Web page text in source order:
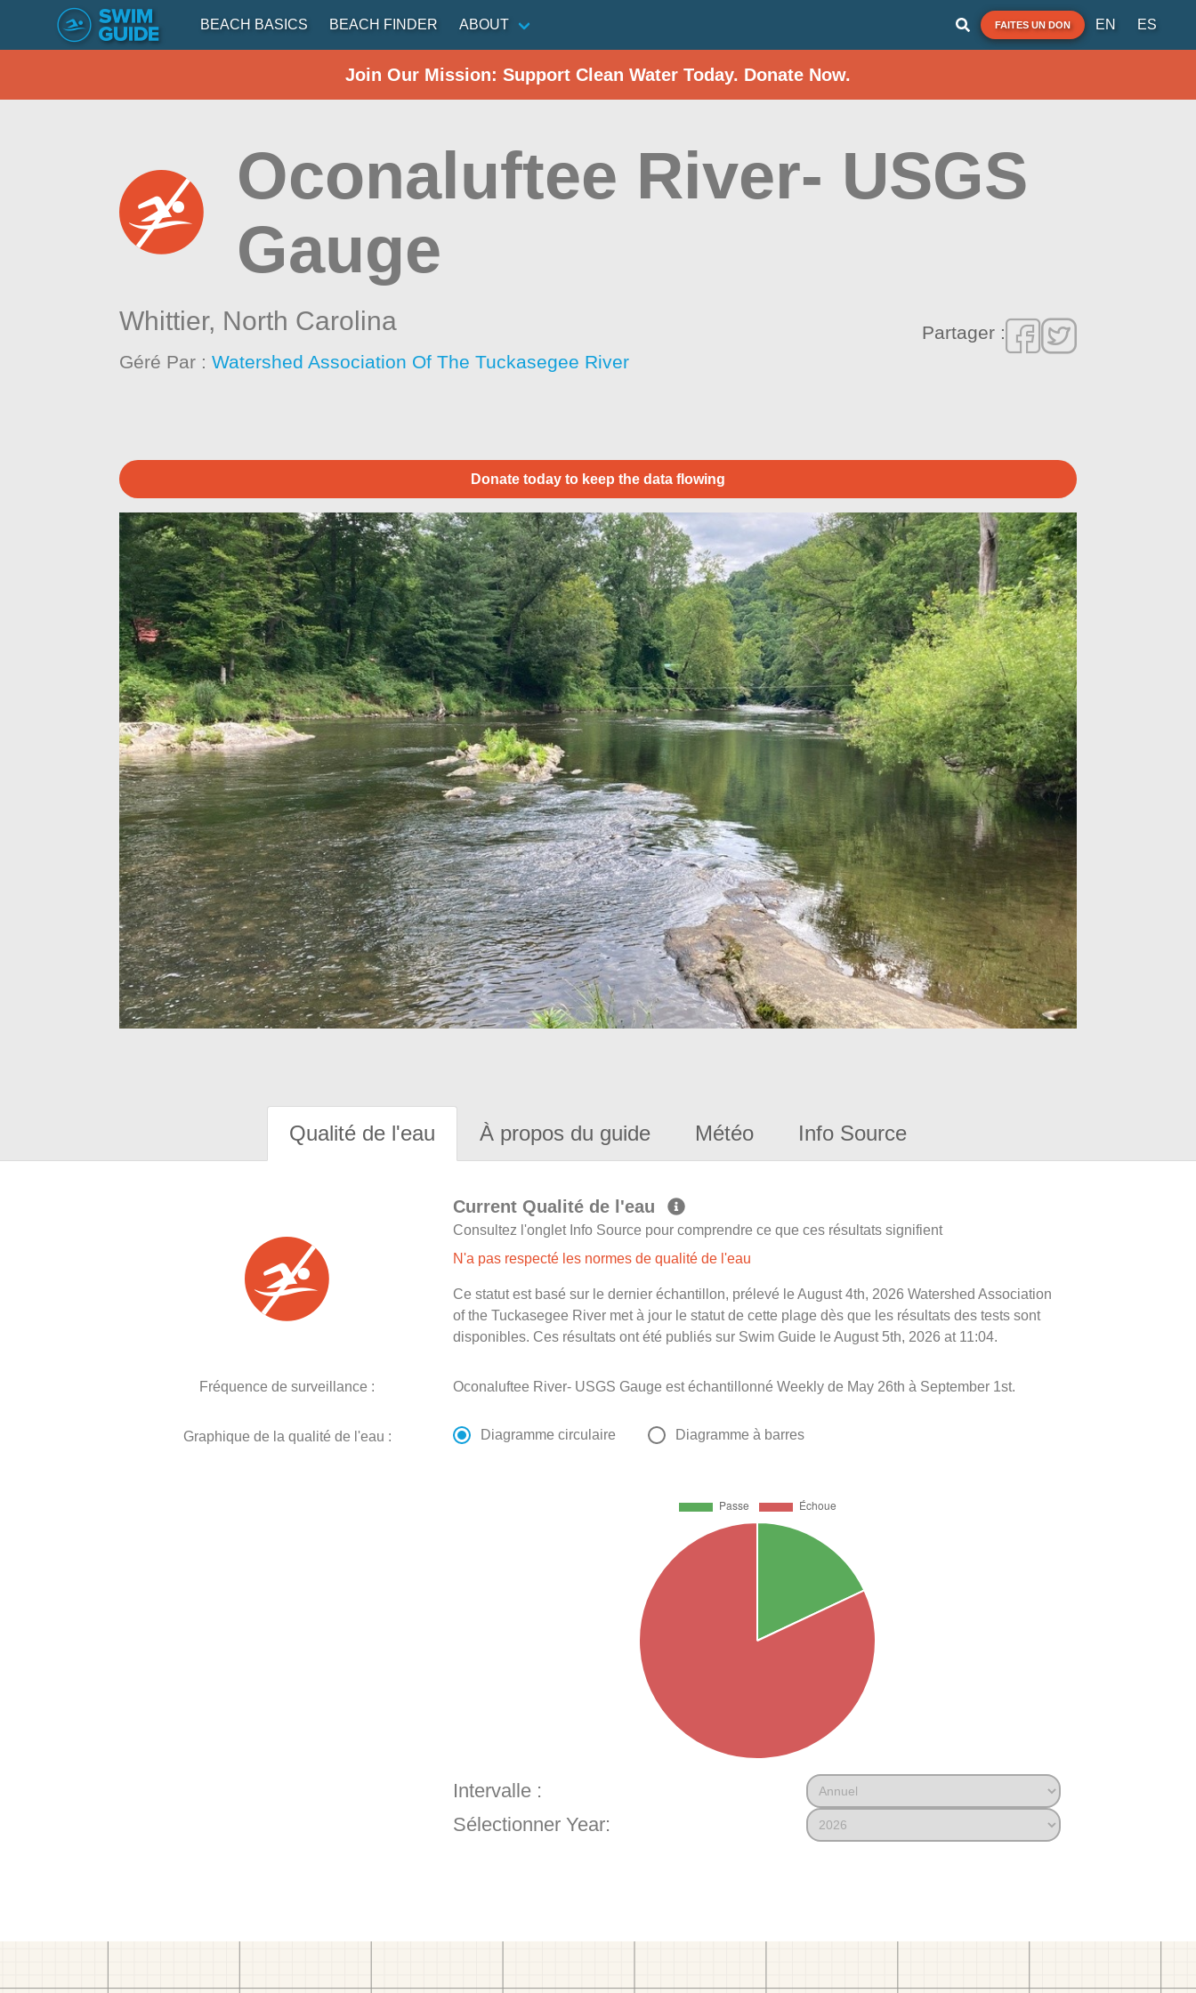
BEACH BASICS BEACH FINDER ABOUT FAITES UN DON EN ES
Join Our Mission: Support Clean Water Today. Donate Now.
Oconaluftee River- USGS
Gauge
Whittier, North Carolina
Géré Par :Watershed Association Of The Tuckasegee River
Partager :
Donate today to keep the data flowing
Qualité de l'eau À propos du guide Météo Info Source
Current Qualité de l'eau
Consultez l'onglet Info Source pour comprendre ce que ces résultats signifient
N'a pas respecté les normes de qualité de l'eau
Ce statut est basé sur le dernier échantillon, prélevé le August 4th, 2026 Watershed Association
of the Tuckasegee River met à jour le statut de cette plage dès que les résultats des tests sont
disponibles. Ces résultats ont été publiés sur Swim Guide le August 5th, 2026 at 11:04.
Fréquence de surveillance : Oconaluftee River- USGS Gauge est échantillonné Weekly de May 26th à September 1st.
Graphique de la qualité de l'eau : Diagramme circulaire Diagramme à barres
Intervalle :
Sélectionner Year: